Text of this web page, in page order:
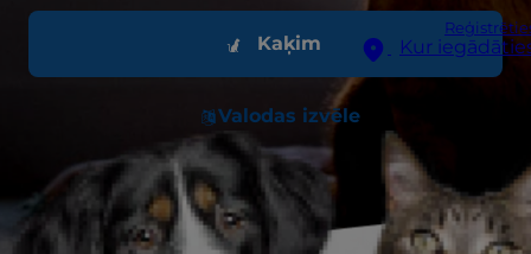
Kur
Valodas izvēle
Kaķim